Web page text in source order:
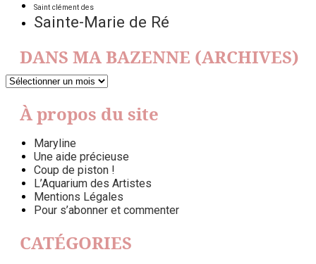
Saint clément des
Sainte-Marie de Ré
DANS MA BAZENNE (ARCHIVES)
DANS
BAZENNE
(ARCHIVES)
À propos du site
Maryline
Une aide précieuse
Coup de piston !
L’Aquarium des Artistes
Mentions Légales
Pour s’abonner et commenter
CATÉGORIES